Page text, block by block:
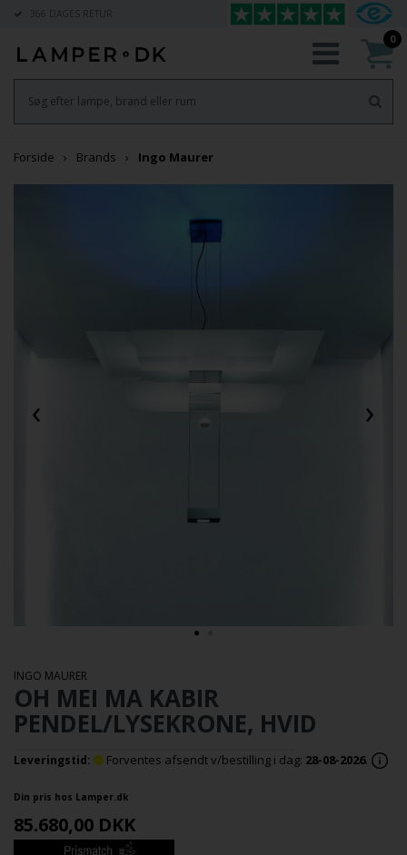
366 DAGES RETUR
0
Forside Brands Ingo Maurer
‹ ›
INGO MAURER
OH MEI MA KABIR
PENDEL/LYSEKRONE, HVID
Leveringstid: Forventes afsendt v/bestilling i dag: 28-08-2026.
Din pris hos Lamper.dk
85.680,00 DKK